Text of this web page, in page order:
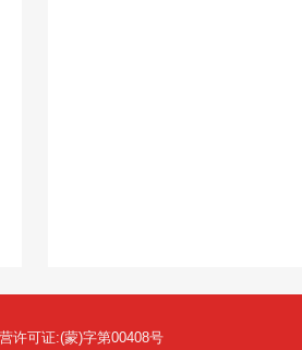
许可证:(蒙)字第00408号